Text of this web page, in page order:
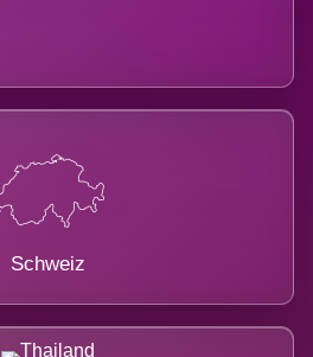
Schweiz